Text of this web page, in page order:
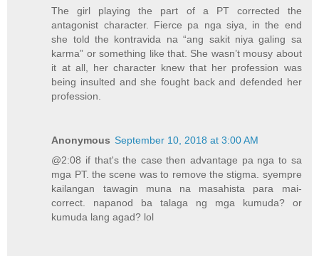
The girl playing the part of a PT corrected the
antagonist character. Fierce pa nga siya, in the end
she told the kontravida na “ang sakit niya galing sa
karma” or something like that. She wasn’t mousy about
it at all, her character knew that her profession was
being insulted and she fought back and defended her
profession.
Anonymous September 10, 2018 at 3:00 AM
@2:08 if that's the case then advantage pa nga to sa
mga PT. the scene was to remove the stigma. syempre
kailangan tawagin muna na masahista para mai-
correct. napanod ba talaga ng mga kumuda? or
kumuda lang agad? lol